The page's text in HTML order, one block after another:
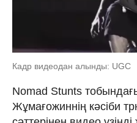
Кадр видеодан алынды: UGC
Nomad Stunts
Жұмағожиннің кәсіби